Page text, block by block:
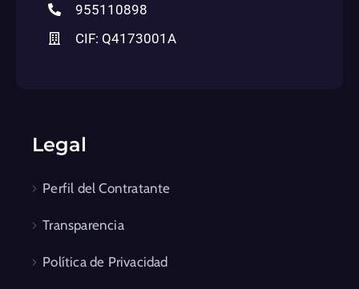
955110898
CIF: Q4173001A
Legal
Perfil del Contratante
Transparencia
Política de Privacidad